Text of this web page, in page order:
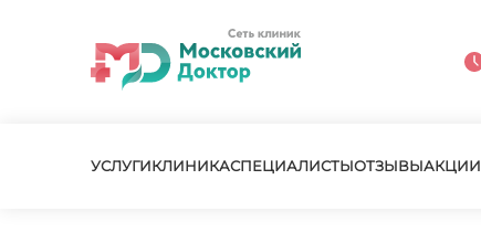
УСЛУГИКЛИНИКАСПЕЦИАЛИСТЫОТЗЫВЫАКЦИИ